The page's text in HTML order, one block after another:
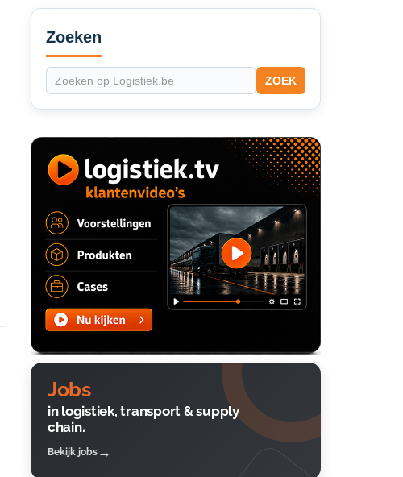
Secondary
Sidebar
Zoeken
ZOEK
Jobs
in logistiek, transport & supply
chain.
Bekijk jobs